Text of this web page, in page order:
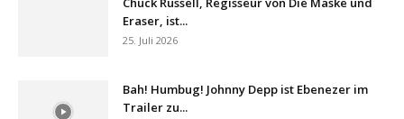
Eraser, ist...
25. Juli 2026
Bah! Humbug! Johnny Depp ist Ebenezer im
Trailer zu...